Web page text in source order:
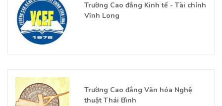
Trường Cao đẳng Kinh tế - Tài chính
Vĩnh Long
Trường Cao đẳng Văn hóa Nghệ
thuật Thái Bình